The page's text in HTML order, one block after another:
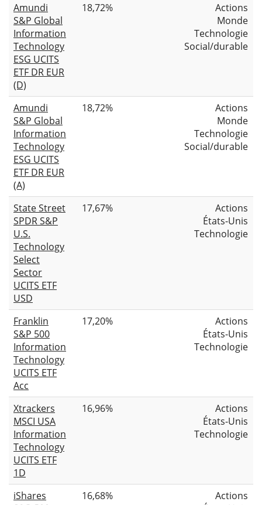
Amundi
S&P Global
Information
Technology
ESG UCITS
ETF DR EUR
(D)
18,72%
Actions
Monde
Technologie
Social/durable
Amundi
S&P Global
Information
Technology
ESG UCITS
ETF DR EUR
(A)
18,72%
Actions
Monde
Technologie
Social/durable
State Street
SPDR S&P
U.S.
Technology
Select
Sector
UCITS ETF
USD
17,67%
Actions
États-Unis
Technologie
Franklin
S&P 500
Information
Technology
UCITS ETF
Acc
17,20%
Actions
États-Unis
Technologie
Xtrackers
MSCI USA
Information
Technology
UCITS ETF
1D
16,96%
Actions
États-Unis
Technologie
iShares
16,68%
Actions